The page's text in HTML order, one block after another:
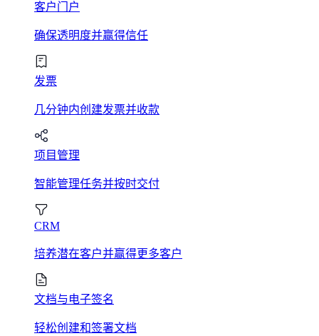
客户门户
确保透明度并赢得信任
发票
几分钟内创建发票并收款
项目管理
智能管理任务并按时交付
CRM
培养潜在客户并赢得更多客户
文档与电子签名
轻松创建和签署文档